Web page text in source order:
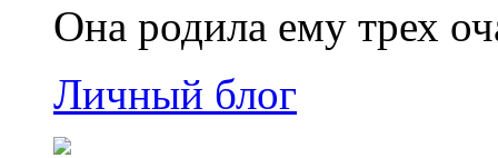
Она родила ему трех
Личный блог